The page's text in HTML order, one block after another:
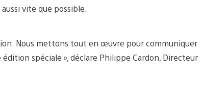
vite que possible.
Nous mettons tout en œuvre pour communiquer
spéciale », déclare Philippe Cardon, Directeur